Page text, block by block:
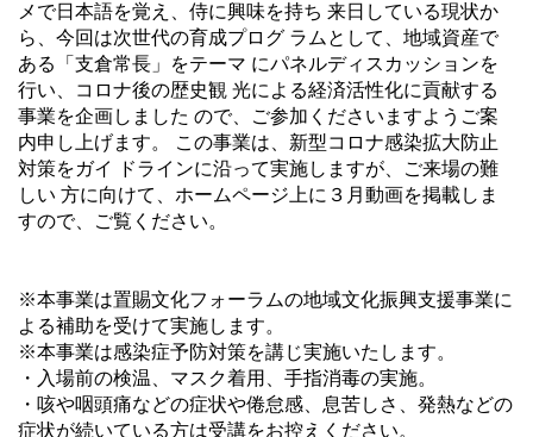
メで日本語を覚え、侍に興味を持ち 来日している現状か
ら、今回は次世代の育成プログ ラムとして、地域資産で
ある「支倉常長」をテーマ にパネルディスカッションを
行い、コロナ後の歴史観 光による経済活性化に貢献する
事業を企画しました ので、ご参加くださいますようご案
内申し上げます。 この事業は、新型コロナ感染拡大防止
対策をガイ ドラインに沿って実施しますが、ご来場の難
しい 方に向けて、ホームページ上に３月動画を掲載しま
すので、ご覧ください。
※本事業は置賜文化フォーラムの地域文化振興支援事業に
よる補助を受けて実施します。
※本事業は感染症予防対策を講じ実施いたします。
・入場前の検温、マスク着用、手指消毒の実施。
・咳や咽頭痛などの症状や倦怠感、息苦しさ、発熱などの
症状が続いている方は受講をお控えください。